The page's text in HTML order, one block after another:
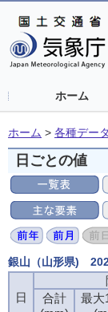
ホーム
ホーム > 各種デー
日ごとの値
銀山（山形県)
日
合計
最大